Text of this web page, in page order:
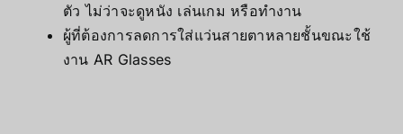
ตัว ไม่ว่าจะดูหนัง เล่นเกม หรือทำงาน
ผู้ที่ต้องการลดการใส่แว่นสายตาหลายชั้นขณะใช้
งาน AR Glasses